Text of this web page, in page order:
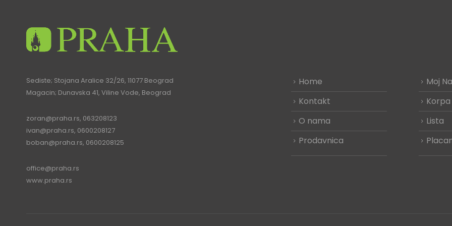
Sediste; Stojana Aralice 32/26, 11077 Beograd
Magacin; Dunavska 41, Viline Vode, Beograd
zoran@praha.rs, 063208123
ivan@praha.rs, 0600208127
boban@praha.rs, 0600208125
office@praha.rs
www.praha.rs
Home
Kontakt
O nama
Prodavnica
Moj
Korpa
Lista